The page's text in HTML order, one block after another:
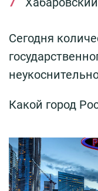
Сегодня
Какой город